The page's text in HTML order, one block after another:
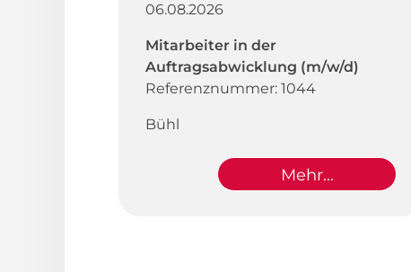
06.08.2026
Mitarbeiter in der
Auftragsabwicklung (m/w/d)
Referenznummer: 1044
Bühl
Mehr...